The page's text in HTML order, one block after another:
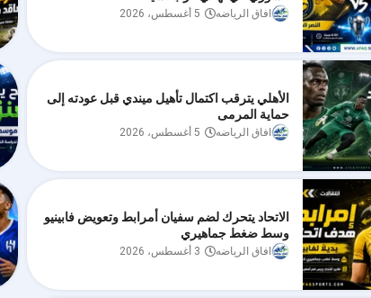
افاق الرياضه 5 أغسطس، 2026
الأهلي يترقب اكتمال تأهيل ميندي قبل عودته إلى
حماية المرمى
افاق الرياضه 5 أغسطس، 2026
الاتحاد يتحرك لضم سفيان أمرابط وتعويض فابينيو
وسط ضغط جماهيري
افاق الرياضه 3 أغسطس، 2026